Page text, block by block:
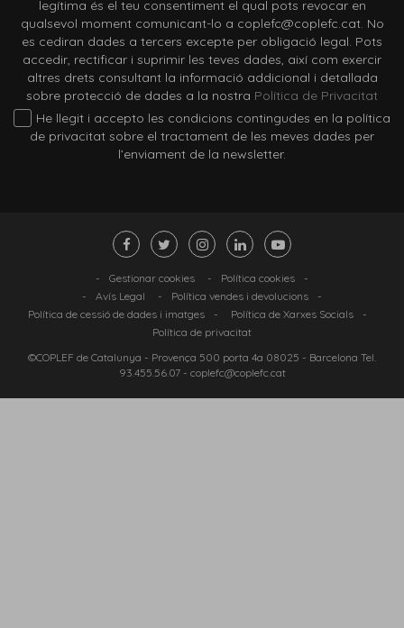
legítima és el teu consentiment el qual pots revocar en
qualsevol moment comunicant-lo a coplefc@coplefc.cat. No
es cediran dades a tercers excepte per obligació legal. Pots
accedir, rectificar i suprimir les teves dades, així com exercir
altres drets consultant la informació addicional i detallada
sobre protecció de dades a la nostra Política de Privacitat
He llegit i accepto les condicions contingudes en la política
de privacitat sobre el tractament de les meves dades per
l’enviament de la newsletter.
- Gestionar cookies - Política cookies
-
-
Avís Legal - Política vendes i devolucions
-
Política de cessió de dades i imatges
- Política de Xarxes Socials
-
Política de privacitat
©COPLEF de Catalunya - Provença 500 porta 4a 08025 - Barcelona Tel.
93.455.56.07- coplefc@coplefc.cat